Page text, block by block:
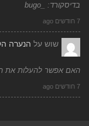
בדיסקורד: _bugo
7 חודשים ago
שוש על הנערה
האם אפשר להעלות את
7 חודשים ago